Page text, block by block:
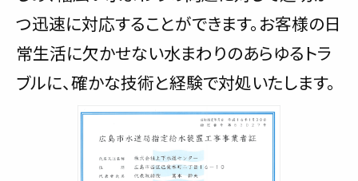
つ迅速に対応することができます。お客様の日
常生活に欠かせない水まわりのあらゆるトラ
ブルに、確かな技術と経験で対処いたします。